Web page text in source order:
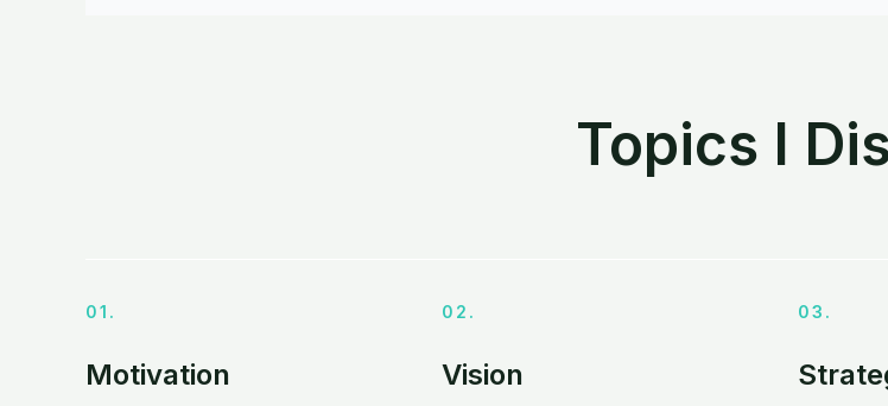
Topics I
01.
Motivation
02.
Vision
03.